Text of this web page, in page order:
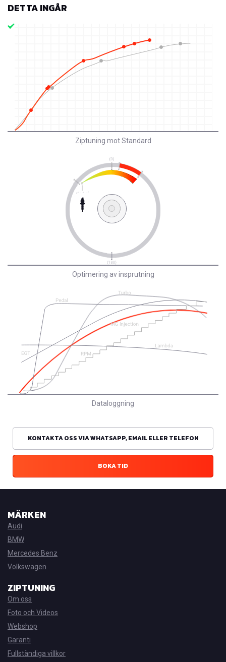
DETTA INGÅR
Ziptuning mot Standard
Optimering av insprutning
Dataloggning
KONTAKTA OSS VIA WHATSAPP, EMAIL ELLER TELEFON
BOKA TID
MÄRKEN
Audi
BMW
Mercedes Benz
Volkswagen
ZIPTUNING
Om oss
Foto och Videos
Webshop
Garanti
Fullständiga villkor